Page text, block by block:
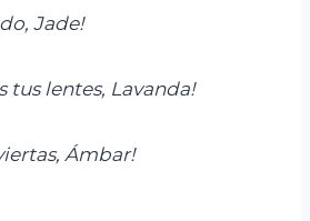
Jade!
tus lentes, Lavanda!
Ámbar!